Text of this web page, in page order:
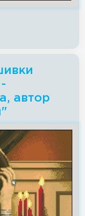
автор